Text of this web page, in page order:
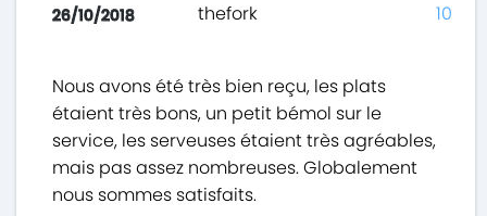
26/10/2018 thefork
Nous avons été très bien reçu, les plats
étaient très bons, un petit bémol sur le
service, les serveuses étaient très agréables,
mais pas assez nombreuses. Globalement
nous sommes satisfaits.
10